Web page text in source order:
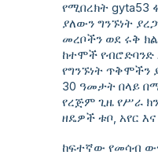
የሚበረክት gyta53
ያለውን ግንኙነት
መረቦችን ወደ ሩቅ
ከተሞች
የግንኙነት ጥቅሞችን
30 ዓመታት በላይ
የረጅም ጊዜ የሥራ
ዘዴዎች ቱቦ, አየር
ከፍተኛው የመሳብ